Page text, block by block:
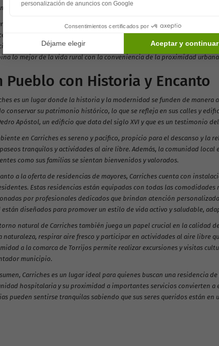
a importantes servicios y comodidades.
de Carriches pertenece a la comarca de Torrijos, una zona
de la comarca, está a solo unos kilómetros de distancia,
Esta cercanía facilita la vida tanto para los residentes como para
lo mejor de la vida rural con la conveniencia de la proximidad
Pueblo con Historia y Encanto
es un lugar donde la historia y la modernidad se funden de
conservar su patrimonio histórico, lo que se refleja en sus calles y
Apóstol, un edificio que data del siglo XVI y que es un testimonio
en Carriches es sereno y pacífico, propicio para el descanso y la
tranquilos y actividades al aire libre. Además, la comunidad
como sus familias se sientan bienvenidos y valorados.
a la oferta de residencias de mayores, Carriches cuenta con
Estas residencias están equipadas con todas las
por profesionales dedicados que brindan atención
están diseñados para promover un estilo de vida activo y saludable,
natural de Carriches también juega un papel crucial en la calidad
naturaleza, respirar aire fresco y participar en actividades al aire libre
a la comarca de Torrijos permite realizar excursiones y visitas
municipio.
Carriches es un lugar ideal para quienes buscan una residencia
hospitalaria y su proximidad a importantes servicios convierten
pueden sentirse tranquilas sabiendo que sus seres queridos están